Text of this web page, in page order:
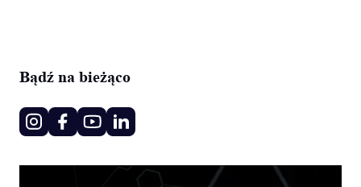
Bądź na bieżąco